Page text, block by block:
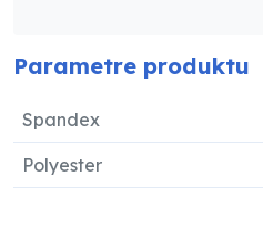
Parametre produktu
Spandex
Polyester